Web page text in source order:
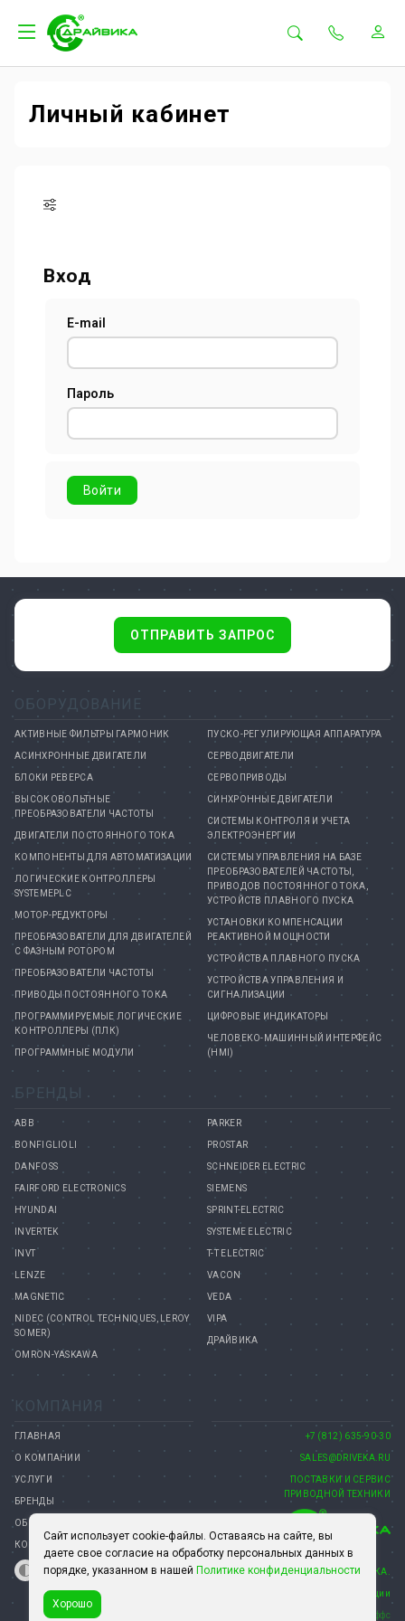
Личный кабинет
Вход
E-mail
Пароль
ОТПРАВИТЬ ЗАПРОС
КОМПАНИЯ
ГЛАВНАЯ
О КОМПАНИИ
УСЛУГИ
БРЕНДЫ
ОБОРУДОВАНИЕ
КОНТАКТЫ
ОБОРУДОВАНИЕ
АКТИВНЫЕ ФИЛЬТРЫ ГАРМОНИК
АСИНХРОННЫЕ ДВИГАТЕЛИ
БЛОКИ РЕВЕРСА
ВЫСОКОВОЛЬТНЫЕ
ПРЕОБРАЗОВАТЕЛИ ЧАСТОТЫ
ДВИГАТЕЛИ ПОСТОЯННОГО ТОКА
КОМПОНЕНТЫ ДЛЯ АВТОМАТИЗАЦИИ
ЛОГИЧЕСКИЕ КОНТРОЛЛЕРЫ
SYSTEMEPLC
МОТОР-РЕДУКТОРЫ
ПРЕОБРАЗОВАТЕЛИ ДЛЯ ДВИГАТЕЛЕЙ
С ФАЗНЫМ РОТОРОМ
ПРЕОБРАЗОВАТЕЛИ ЧАСТОТЫ
ПРИВОДЫ ПОСТОЯННОГО ТОКА
ПРОГРАММИРУЕМЫЕ ЛОГИЧЕСКИЕ
КОНТРОЛЛЕРЫ (ПЛК)
ПРОГРАММНЫЕ МОДУЛИ
ПУСКО-РЕГУЛИРУЮЩАЯ АППАРАТУРА
СЕРВОДВИГАТЕЛИ
СЕРВОПРИВОДЫ
СИНХРОННЫЕ ДВИГАТЕЛИ
СИСТЕМЫ КОНТРОЛЯ И УЧЕТА
ЭЛЕКТРОЭНЕРГИИ
СИСТЕМЫ УПРАВЛЕНИЯ НА БАЗЕ
ПРЕОБРАЗОВАТЕЛЕЙ ЧАСТОТЫ,
ПРИВОДОВ ПОСТОЯННОГО ТОКА,
УСТРОЙСТВ ПЛАВНОГО ПУСКА
УСТАНОВКИ КОМПЕНСАЦИИ
РЕАКТИВНОЙ МОЩНОСТИ
УСТРОЙСТВА ПЛАВНОГО ПУСКА
УСТРОЙСТВА УПРАВЛЕНИЯ И
СИГНАЛИЗАЦИИ
ЦИФРОВЫЕ ИНДИКАТОРЫ
ЧЕЛОВЕКО-МАШИННЫЙ ИНТЕРФЕЙС
(HMI)
БРЕНДЫ
ABB
BONFIGLIOLI
DANFOSS
FAIRFORD ELECTRONICS
HYUNDAI
INVERTEK
INVT
LENZE
MAGNETIC
NIDEC (CONTROL TECHNIQUES, LEROY
SOMER)
OMRON-YASKAWA
PARKER
PROSTAR
SCHNEIDER ELECTRIC
SIEMENS
SPRINT-ELECTRIC
SYSTEME ELECTRIC
T-T ELECTRIC
VACON
VEDA
VIPA
ДРАЙВИКА
+7 (812) 635-90-30
SALES@DRIVEKA.RU
ПОСТАВКИ И СЕРВИС
ПРИВОДНОЙ ТЕХНИКИ
© 2008–2026 КОМПАНИЯ ДРАЙВИКА.
15 лет на рынке автоматизации
Создание сайта— Петроффс
Сайт использует cookie-файлы. Оставаясь на сайте, вы
даете свое согласие на обработку персональных данных в
порядке, указанном в нашей Политике конфиденциальности
Хорошо